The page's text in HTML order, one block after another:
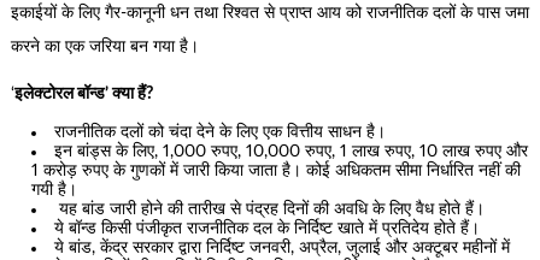
इकाईयों के लिए गैर-कानूनी धन तथा रिश्वत से प्राप्त आय को राजनीतिक दलों के पास जमा
करने का एक जरिया बन गया है।
‘इलेक्टोरल बॉन्ड’ क्या हैं?
राजनीतिक दलों को चंदा देने के लिए एक वित्तीय साधन है।
इन बांड्स के लिए, 1,000 रुपए, 10,000 रुपए, 1 लाख रुपए, 10 लाख रुपए और
1 करोड़ रुपए के गुणकों में जारी किया जाता है। कोई अधिकतम सीमा निर्धारित नहीं की
गयी है।
यह बांड जारी होने की तारीख से पंद्रह दिनों की अवधि के लिए वैध होते हैं।
ये बॉन्ड किसी पंजीकृत राजनीतिक दल के निर्दिष्ट खाते में प्रतिदेय होते हैं।
ये बांड, केंद्र सरकार द्वारा निर्दिष्ट जनवरी, अप्रैल, जुलाई और अक्टूबर महीनों में